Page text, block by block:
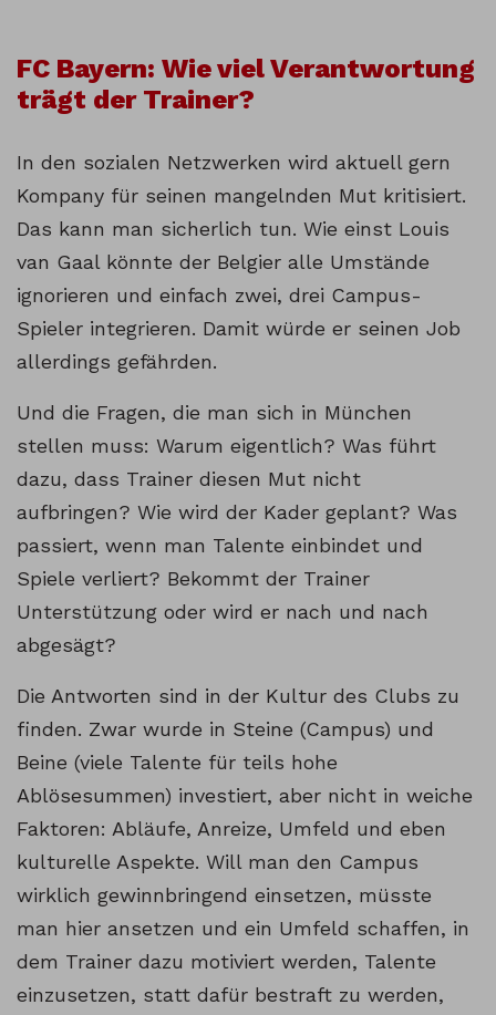
FC Bayern: Wie viel Verantwortung
trägt der Trainer?
In den sozialen Netzwerken wird aktuell gern
Kompany für seinen mangelnden Mut kritisiert.
Das kann man sicherlich tun. Wie einst Louis
van Gaal könnte der Belgier alle Umstände
ignorieren und einfach zwei, drei Campus-
Spieler integrieren. Damit würde er seinen Job
allerdings gefährden.
Und die Fragen, die man sich in München
stellen muss: Warum eigentlich? Was führt
dazu, dass Trainer diesen Mut nicht
aufbringen? Wie wird der Kader geplant? Was
passiert, wenn man Talente einbindet und
Spiele verliert? Bekommt der Trainer
Unterstützung oder wird er nach und nach
abgesägt?
Die Antworten sind in der Kultur des Clubs zu
finden. Zwar wurde in Steine (Campus) und
Beine (viele Talente für teils hohe
Ablösesummen) investiert, aber nicht in weiche
Faktoren: Abläufe, Anreize, Umfeld und eben
kulturelle Aspekte. Will man den Campus
wirklich gewinnbringend einsetzen, müsste
man hier ansetzen und ein Umfeld schaffen, in
dem Trainer dazu motiviert werden, Talente
einzusetzen, statt dafür bestraft zu werden,